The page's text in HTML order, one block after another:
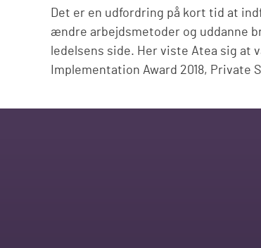
Det er en udfordring på kort tid at
ændre arbejdsmetoder og uddanne
ledelsens side. Her viste Atea sig
Implementation Award 2018,